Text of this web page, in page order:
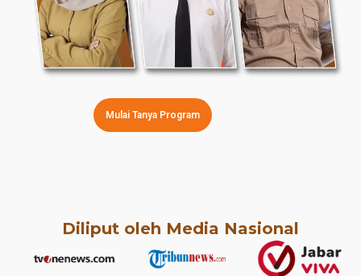
Mulai Tanya Program
Diliput oleh Media Nasional